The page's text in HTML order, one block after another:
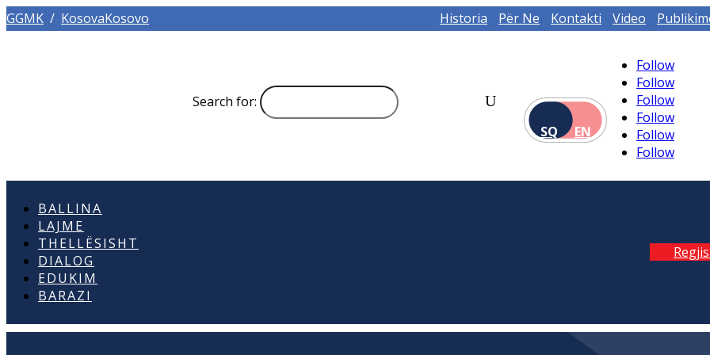
GGMK / KosovaKosovo Historia Për Ne Kontakti Video
Search for:
SQ
EN
Follow
Follow
Follow
Follow
Follow
Follow
BALLINA
LAJME
THELLËSISHT
DIALOG
EDUKIM
BARAZI